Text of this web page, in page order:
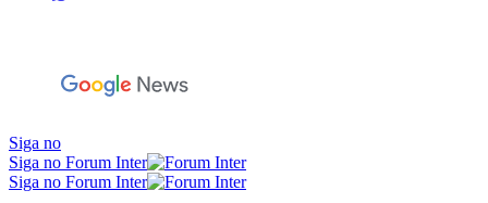
Siga no
Siga no Forum Inter
Siga no Forum Inter